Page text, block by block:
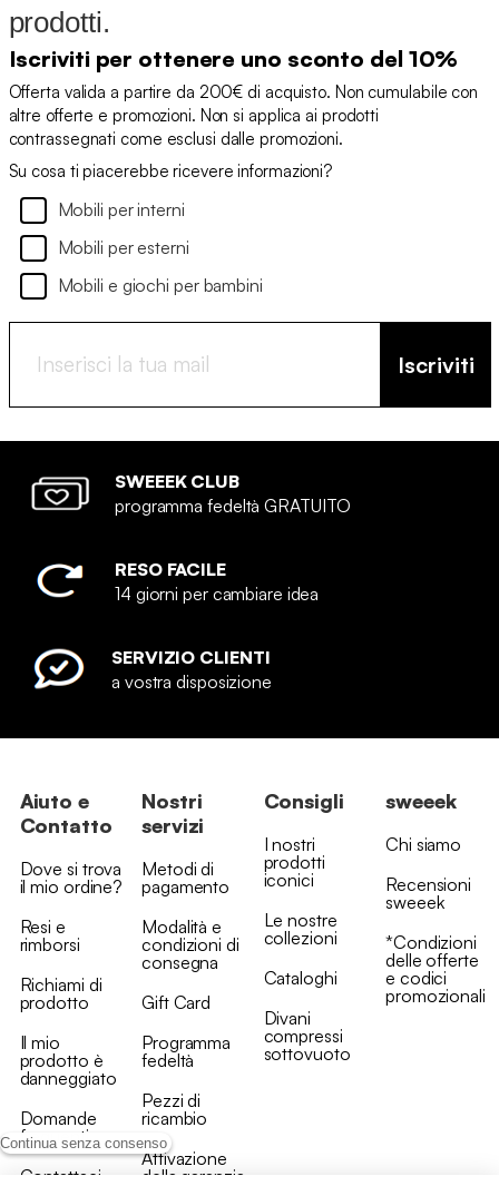
Continua senza consenso
prodotti.
Iscriviti per ottenere uno sconto del 10%
Offerta valida a partire da 200€ di acquisto. Non cumulabile con
altre offerte e promozioni. Non si applica ai prodotti
contrassegnati come esclusi dalle promozioni.
Su cosa ti piacerebbe ricevere informazioni?
Mobili per interni
Mobili per esterni
Mobili e giochi per bambini
Iscriviti
SWEEEK CLUB
programma fedeltà GRATUITO
RESO FACILE
14 giorni per cambiare idea
SERVIZIO CLIENTI
a vostra disposizione
Aiuto e
Contatto
Dove si trova
il mio ordine?
Resi e
rimborsi
Richiami di
prodotto
Il mio
prodotto è
danneggiato
Domande
frequenti
Contattaci
Nostri
servizi
Metodi di
pagamento
Modalità e
condizioni di
consegna
Gift Card
Programma
fedeltà
Pezzi di
ricambio
Attivazione
della garanzia
Consigli
I nostri
prodotti
iconici
Le nostre
collezioni
Cataloghi
Divani
compressi
sottovuoto
sweeek
Chi siamo
Recensioni
sweeek
*Condizioni
delle offerte
e codici
promozionali